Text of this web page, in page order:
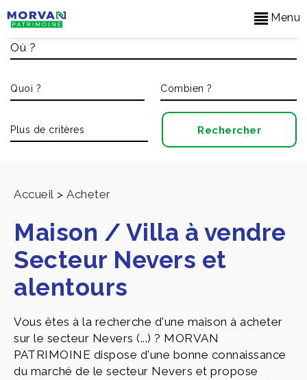
Menu
Accueil > Acheter
Maison / Villa à vendre
Secteur Nevers et
alentours
Vous êtes à la recherche d'une maison à acheter
sur le secteur Nevers (...) ? MORVAN
PATRIMOINE dispose d'une bonne connaissance
du marché de le secteur Nevers et propose